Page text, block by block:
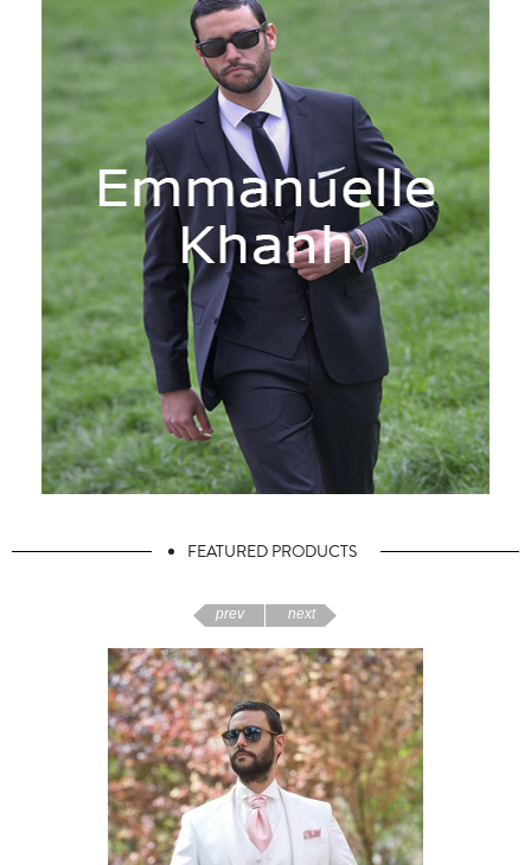
FEATURED PRODUCTS
prev next